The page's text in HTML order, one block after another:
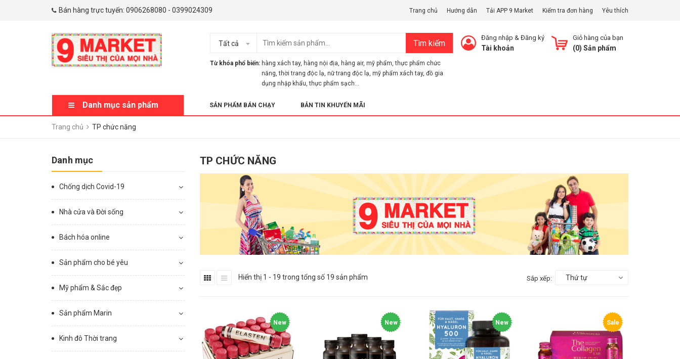
Bán hàng trực tuyến: 0906268080 - 0399024309 Trang chủ Hướng dẫn Tải APP 9 Market Kiểm tra đơn hàng Yêu thích
Tất cả Tìm kiếm
Từ khóa phổ biến: hàng xách tay, hàng nội địa, hàng air, mỹ phẩm,thực phẩm chức
năng,thời trang độc lạ, nữ trang độc lạ, mỹ phẩm xách tay, đồ gia
dụng nhập khẩu,thực phẩm sạch...
Giỏ hàng của bạn
(0) Sản phẩm
Đăng nhập & Đăng ký
Tài khoản
Danh mục sản phẩm SẢN PHẨM BÁN CHẠY BẢN TIN KHUYẾN MÃI
Trang chủ TP chức năng
TP CHỨC NĂNG
Hiển thị 1 - 19 trong tổng số 19 sản phẩm Sắp xếp: Thứ tự
New New New Sale
Danh mục
Chống dịch Covid-19
Nhà cửa và Đời sống
Bách hóa online
Sản phẩm cho bé yêu
Mỹ phẩm & Sắc đẹp
Sản phẩm Marin
Kinh đô Thời trang